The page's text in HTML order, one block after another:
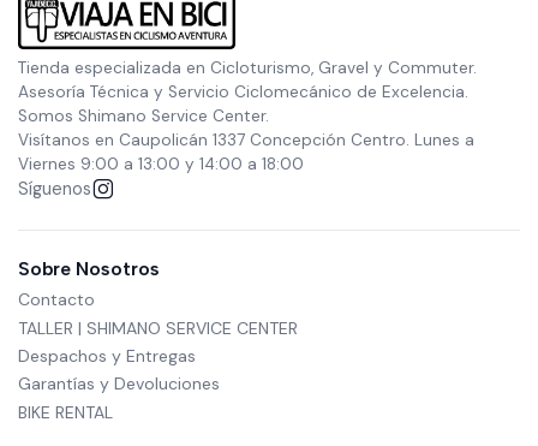
Tienda especializada en Cicloturismo, Gravel y Commuter.
Asesoría Técnica y Servicio Ciclomecánico de Excelencia.
Somos Shimano Service Center.
Visítanos en Caupolicán 1337 Concepción Centro. Lunes a
Viernes 9:00 a 13:00 y 14:00 a 18:00
Síguenos
Sobre Nosotros
Contacto
TALLER | SHIMANO SERVICE CENTER
Despachos y Entregas
Garantías y Devoluciones
BIKE RENTAL